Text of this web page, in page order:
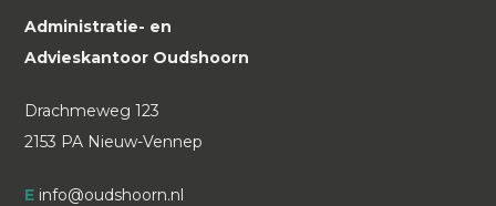
Administratie- en
Advieskantoor Oudshoorn
Drachmeweg 123
2153 PA Nieuw-Vennep
E info@oudshoorn.nl